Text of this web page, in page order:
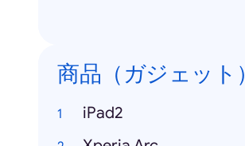
商品（ガジェット）
iPad2